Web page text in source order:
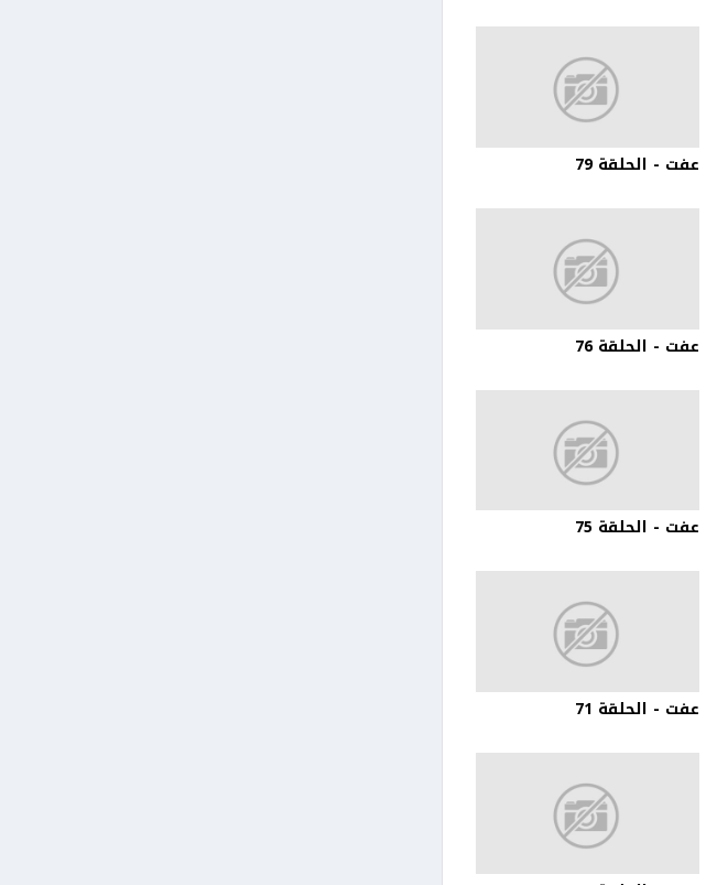
عفت - الحلقة 79
عفت - الحلقة 76
عفت - الحلقة 75
عفت - الحلقة 71